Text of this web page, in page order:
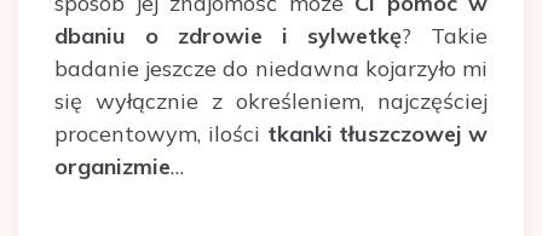
dbaniu o zdrowie i sylwetkę? Takie
badanie jeszcze do niedawna kojarzyło mi
się wyłącznie z określeniem, najczęściej
procentowym, ilości tkanki tłuszczowej w
organizmie…